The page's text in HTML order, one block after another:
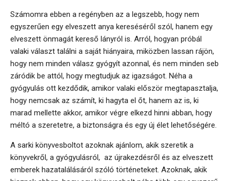
Számomra ebben a regényben az a legszebb, hogy nem
egyszerűen egy elveszett anya kereséséről szól, hanem egy
elveszett önmagát kereső lányról is. Arról, hogyan próbál
valaki választ találni a saját hiányaira, miközben lassan rájön,
hogy nem minden válasz gyógyít azonnal, és nem minden seb
záródik be attól, hogy megtudjuk az igazságot. Néha a
gyógyulás ott kezdődik, amikor valaki először megtapasztalja,
hogy nemcsak az számít, ki hagyta el őt, hanem az is, ki
marad mellette akkor, amikor végre elkezd hinni abban, hogy
méltó a szeretetre, a biztonságra és egy új élet lehetőségére.
A sarki könyvesboltot azoknak ajánlom, akik szeretik a
könyvekről, a gyógyulásról, az újrakezdésről és az elveszett
emberek hazatalálásáról szóló történeteket. Azoknak, akik